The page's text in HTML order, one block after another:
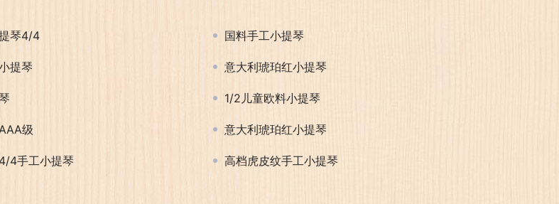
琴4/4 国料手工小提琴
提琴 意大利琥珀红小提琴
1/2儿童欧料小提琴
级 意大利琥珀红小提琴
4手工小提琴 高档虎皮纹手工小提琴